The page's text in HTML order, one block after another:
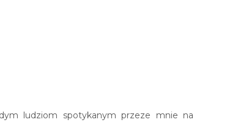
ludziom spotykanym przeze mnie na